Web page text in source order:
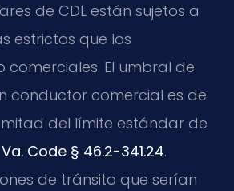
de CDL están sujetos a
estrictos que los
comerciales. El umbral de
conductor comercial es de
mitad del límite estándar de
Va. Code § 46.2-341.24.
de tránsito que serían